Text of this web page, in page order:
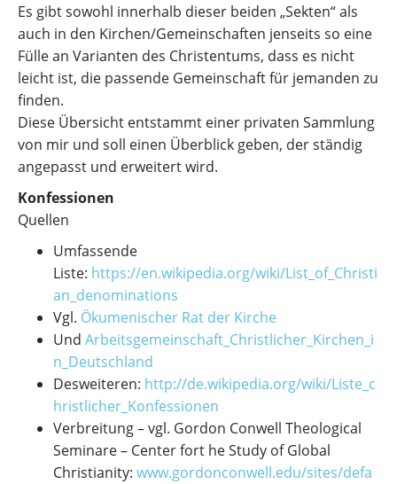
Es gibt sowohl innerhalb dieser beiden „Sekten“ als
auch in den Kirchen/Gemeinschaften jenseits so eine
Fülle an Varianten des Christentums, dass es nicht
leicht ist, die passende Gemeinschaft für jemanden zu
finden.
Diese Übersicht entstammt einer privaten Sammlung
von mir und soll einen Überblick geben, der ständig
angepasst und erweitert wird.
Konfessionen
Quellen
Umfassende
Liste: https://en.wikipedia.org/wiki/List_of_Christi
an_denominations
Vgl. Ökumenischer Rat der Kirche
Und Arbeitsgemeinschaft_Christlicher_Kirchen_i
n_Deutschland
Desweiteren: http://de.wikipedia.org/wiki/Liste_c
hristlicher_Konfessionen
Verbreitung – vgl. Gordon Conwell Theological
Seminare – Center fort he Study of Global
Christianity: www.gordonconwell.edu/sites/defa